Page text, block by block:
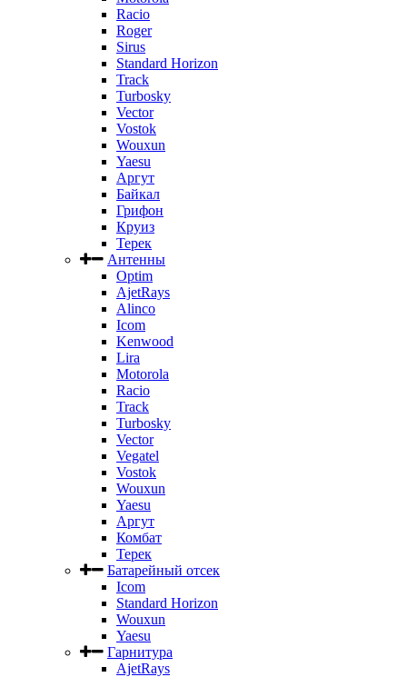
Racio
Roger
Sirus
Standard Horizon
Track
Turbosky
Vector
Vostok
Wouxun
Yaesu
Аргут
Байкал
Грифон
Круиз
Терек
Антенны
Optim
AjetRays
Alinco
Icom
Kenwood
Lira
Motorola
Racio
Track
Turbosky
Vector
Vegatel
Vostok
Wouxun
Yaesu
Аргут
Комбат
Терек
Батарейный отсек
Icom
Standard Horizon
Wouxun
Yaesu
Гарнитура
AjetRays